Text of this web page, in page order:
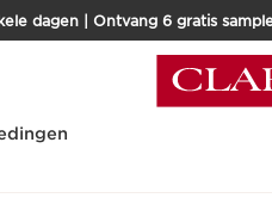
dagen | Ontvang 6 gratis